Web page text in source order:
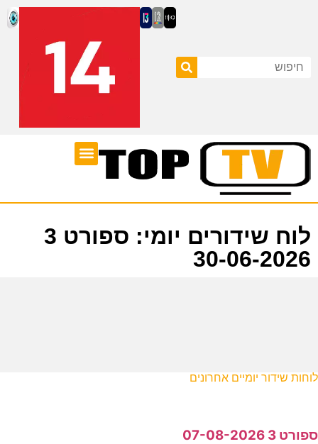
לוח שידורים יומי: ספורט 3
30-06-2026
לוחות שידור יומיים אחרונים
ספורט 3 07-08-2026